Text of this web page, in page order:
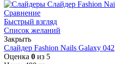
Сравнение
Быстрый взгляд
Список желаний
Закрыть
Слайдер Fashion Nails Galaxy 042
Оценка 0 из 5